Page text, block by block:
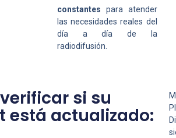
constantes para atender
las necesidades reales del
día a día de la
radiodifusión.
si su
está actualizado: